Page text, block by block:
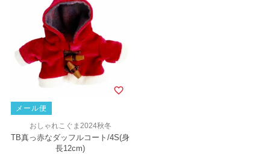
メール便
おしゃれこぐま2024秋冬
TB真っ赤なダッフルコート/4S(身
長12cm)